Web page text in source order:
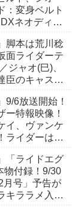
：変身ベルト
ネオディケ
脚本は荒川稔
面ライダーテ
ジャオ(巳)、
臣のキャスト
9/6放送開始！
ー特報映像！
イ、ヴァンケ
ライダーは子
「ライドエグ
物付録！9/30
月号」予告が
キララメ入